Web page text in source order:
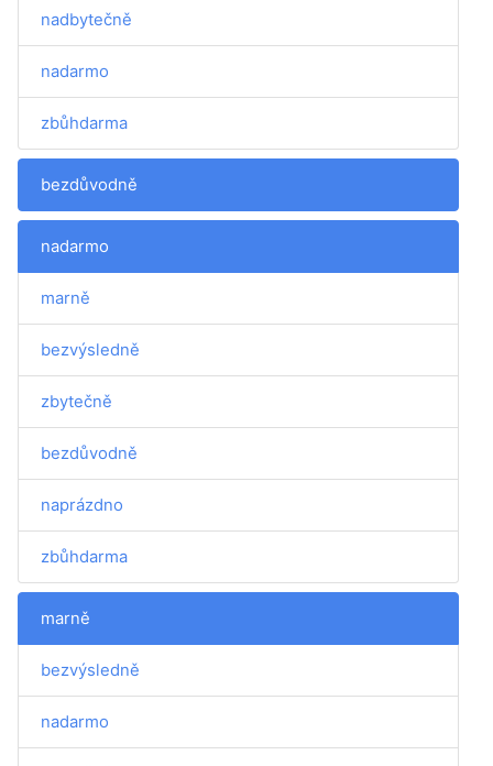
nadbytečně
nadarmo
zbůhdarma
bezdůvodně
nadarmo
marně
bezvýsledně
zbytečně
bezdůvodně
naprázdno
zbůhdarma
marně
bezvýsledně
nadarmo